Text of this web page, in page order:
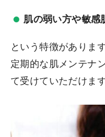
肌の弱い方や敏感
という特徴があります
定期的な肌メンテナ
て受けていただけます